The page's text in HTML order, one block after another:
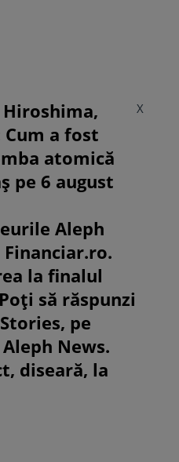
X
a fost
atomică
pe 6 august
Aleph
la finalul
să răspunzi
pe
News.
diseară, la